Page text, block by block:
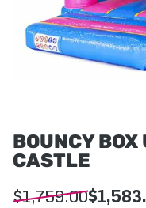
BOUNCY BOX
CASTLE
$1,759.00